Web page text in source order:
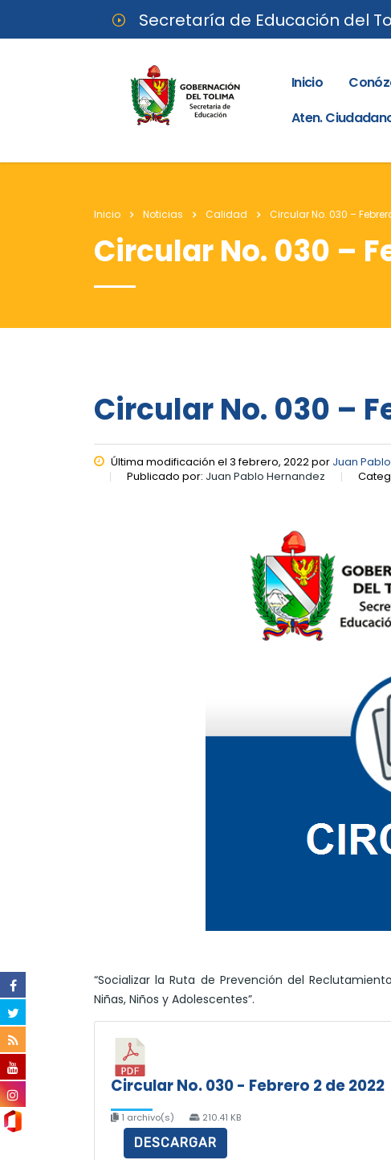
Secretaría de Educación del
Inicio
Aten.
Inicio Noticias Calidad Circular No. 030 –
Circular No. 030 –
Circular No. 030 –
Última modificación el 3 febrero, 2022 por Juan
Publicado por: Juan Pablo Hernandez
“Socializar la Ruta de Prevención del
Niñas, Niños y Adolescentes”.
Circular No. 030 - Febrero 2 de 2022
1 archivo(s) 210.41 KB
DESCARGAR